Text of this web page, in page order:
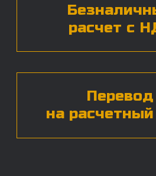
персональных данных*
ЧАСТЫЕ ВОПРОСЫ